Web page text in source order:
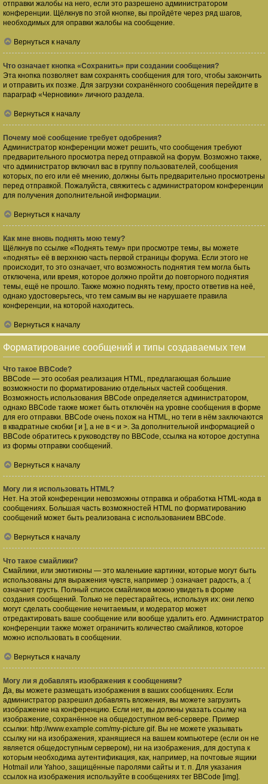
отправки жалобы на него, если это разрешено администратором
конференции. Щёлкнув по этой кнопке, вы пройдёте через ряд шагов,
необходимых для оправки жалобы на сообщение.
Вернуться к началу
Что означает кнопка «Сохранить» при создании сообщения?
Эта кнопка позволяет вам сохранять сообщения для того, чтобы закончить
и отправить их позже. Для загрузки сохранённого сообщения перейдите в
параграф «Черновики» личного раздела.
Вернуться к началу
Почему моё сообщение требует одобрения?
Администратор конференции может решить, что сообщения требуют
предварительного просмотра перед отправкой на форум. Возможно также,
что администратор включил вас в группу пользователей, сообщения
которых, по его или её мнению, должны быть предварительно просмотрены
перед отправкой. Пожалуйста, свяжитесь с администратором конференции
для получения дополнительной информации.
Вернуться к началу
Как мне вновь поднять мою тему?
Щёлкнув по ссылке «Поднять тему» при просмотре темы, вы можете
«поднять» её в верхнюю часть первой страницы форума. Если этого не
происходит, то это означает, что возможность поднятия тем могла быть
отключена, или время, которое должно пройти до повторного поднятия
темы, ещё не прошло. Также можно поднять тему, просто ответив на неё,
однако удостоверьтесь, что тем самым вы не нарушаете правила
конференции, на которой находитесь.
Вернуться к началу
Форматирование сообщений и типы создаваемых тем
Что такое BBCode?
BBCode — это особая реализация HTML, предлагающая большие
возможности по форматированию отдельных частей сообщения.
Возможность использования BBCode определяется администратором,
однако BBCode также может быть отключён на уровне сообщения в форме
для его отправки. BBCode очень похож на HTML, но теги в нём заключаются
в квадратные скобки [ и ], а не в < и >. За дополнительной информацией о
BBCode обратитесь к руководству по BBCode, ссылка на которое доступна
из формы отправки сообщений.
Вернуться к началу
Могу ли я использовать HTML?
Нет. На этой конференции невозможны отправка и обработка HTML-кода в
сообщениях. Большая часть возможностей HTML по форматированию
сообщений может быть реализована с использованием BBCode.
Вернуться к началу
Что такое смайлики?
Смайлики, или эмотиконы — это маленькие картинки, которые могут быть
использованы для выражения чувств, например :) означает радость, а :(
означает грусть. Полный список смайликов можно увидеть в форме
создания сообщений. Только не перестарайтесь, используя их: они легко
могут сделать сообщение нечитаемым, и модератор может
отредактировать ваше сообщение или вообще удалить его. Администратор
конференции также может ограничить количество смайликов, которое
можно использовать в сообщении.
Вернуться к началу
Могу ли я добавлять изображения к сообщениям?
Да, вы можете размещать изображения в ваших сообщениях. Если
администратор разрешил добавлять вложения, вы можете загрузить
изображение на конференцию. Если нет, вы должны указать ссылку на
изображение, сохранённое на общедоступном веб-сервере. Пример
ссылки: http://www.example.com/my-picture.gif. Вы не можете указывать
ссылку ни на изображения, хранящиеся на вашем компьютере (если он не
является общедоступным сервером), ни на изображения, для доступа к
которым необходима аутентификация, как, например, на почтовые ящики
Hotmail или Yahoo, защищённые паролями сайты и т. п. Для указания
ссылок на изображения используйте в сообщениях тег BBCode [img].